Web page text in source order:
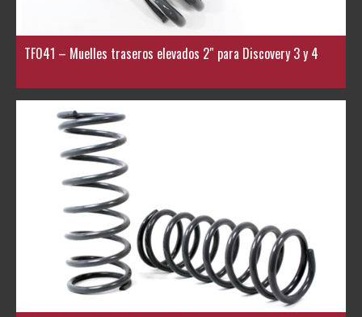
TF041 – Muelles traseros elevados 2″ para Discovery 3 y 4